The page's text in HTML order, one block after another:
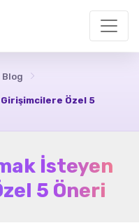
Blog
Özel 5
İsteyen
5 Öneri